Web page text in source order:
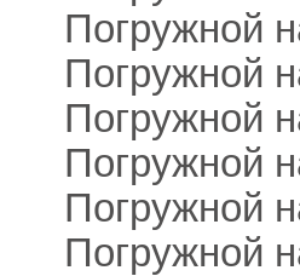
Погружной
Погружной
Погружной
Погружной
Погружной
Погружной